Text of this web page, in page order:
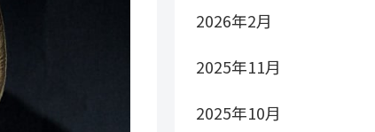
2026年2月
2025年11月
2025年10月